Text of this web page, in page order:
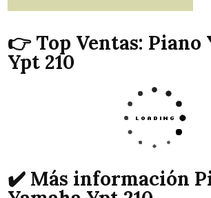
👉 Top Ventas: Piano
Ypt 210
✔️ Más información